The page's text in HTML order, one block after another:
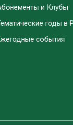
и Клубы
годы в
события